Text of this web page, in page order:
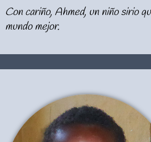
Con cariño, Ahmed, un niño sirio
mundo mejor.